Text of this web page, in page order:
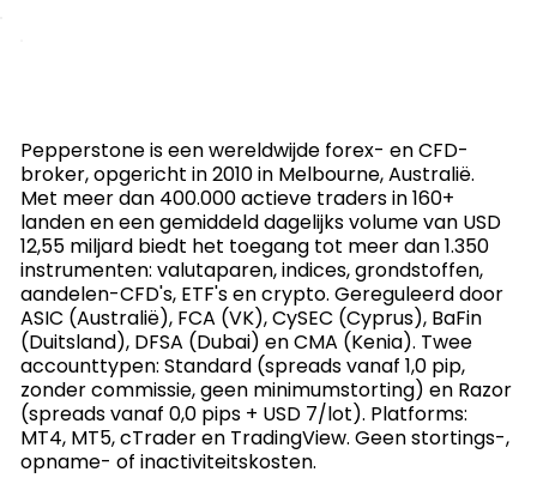
Pepperstone is een wereldwijde forex- en CFD-
broker, opgericht in 2010 in Melbourne, Australië.
Met meer dan 400.000 actieve traders in 160+
landen en een gemiddeld dagelijks volume van USD
12,55 miljard biedt het toegang tot meer dan 1.350
instrumenten: valutaparen, indices, grondstoffen,
aandelen-CFD's, ETF's en crypto. Gereguleerd door
ASIC (Australië), FCA (VK), CySEC (Cyprus), BaFin
(Duitsland), DFSA (Dubai) en CMA (Kenia). Twee
accounttypen: Standard (spreads vanaf 1,0 pip,
zonder commissie, geen minimumstorting) en Razor
(spreads vanaf 0,0 pips + USD 7/lot). Platforms:
MT4, MT5, cTrader en TradingView. Geen stortings-,
opname- of inactiviteitskosten.